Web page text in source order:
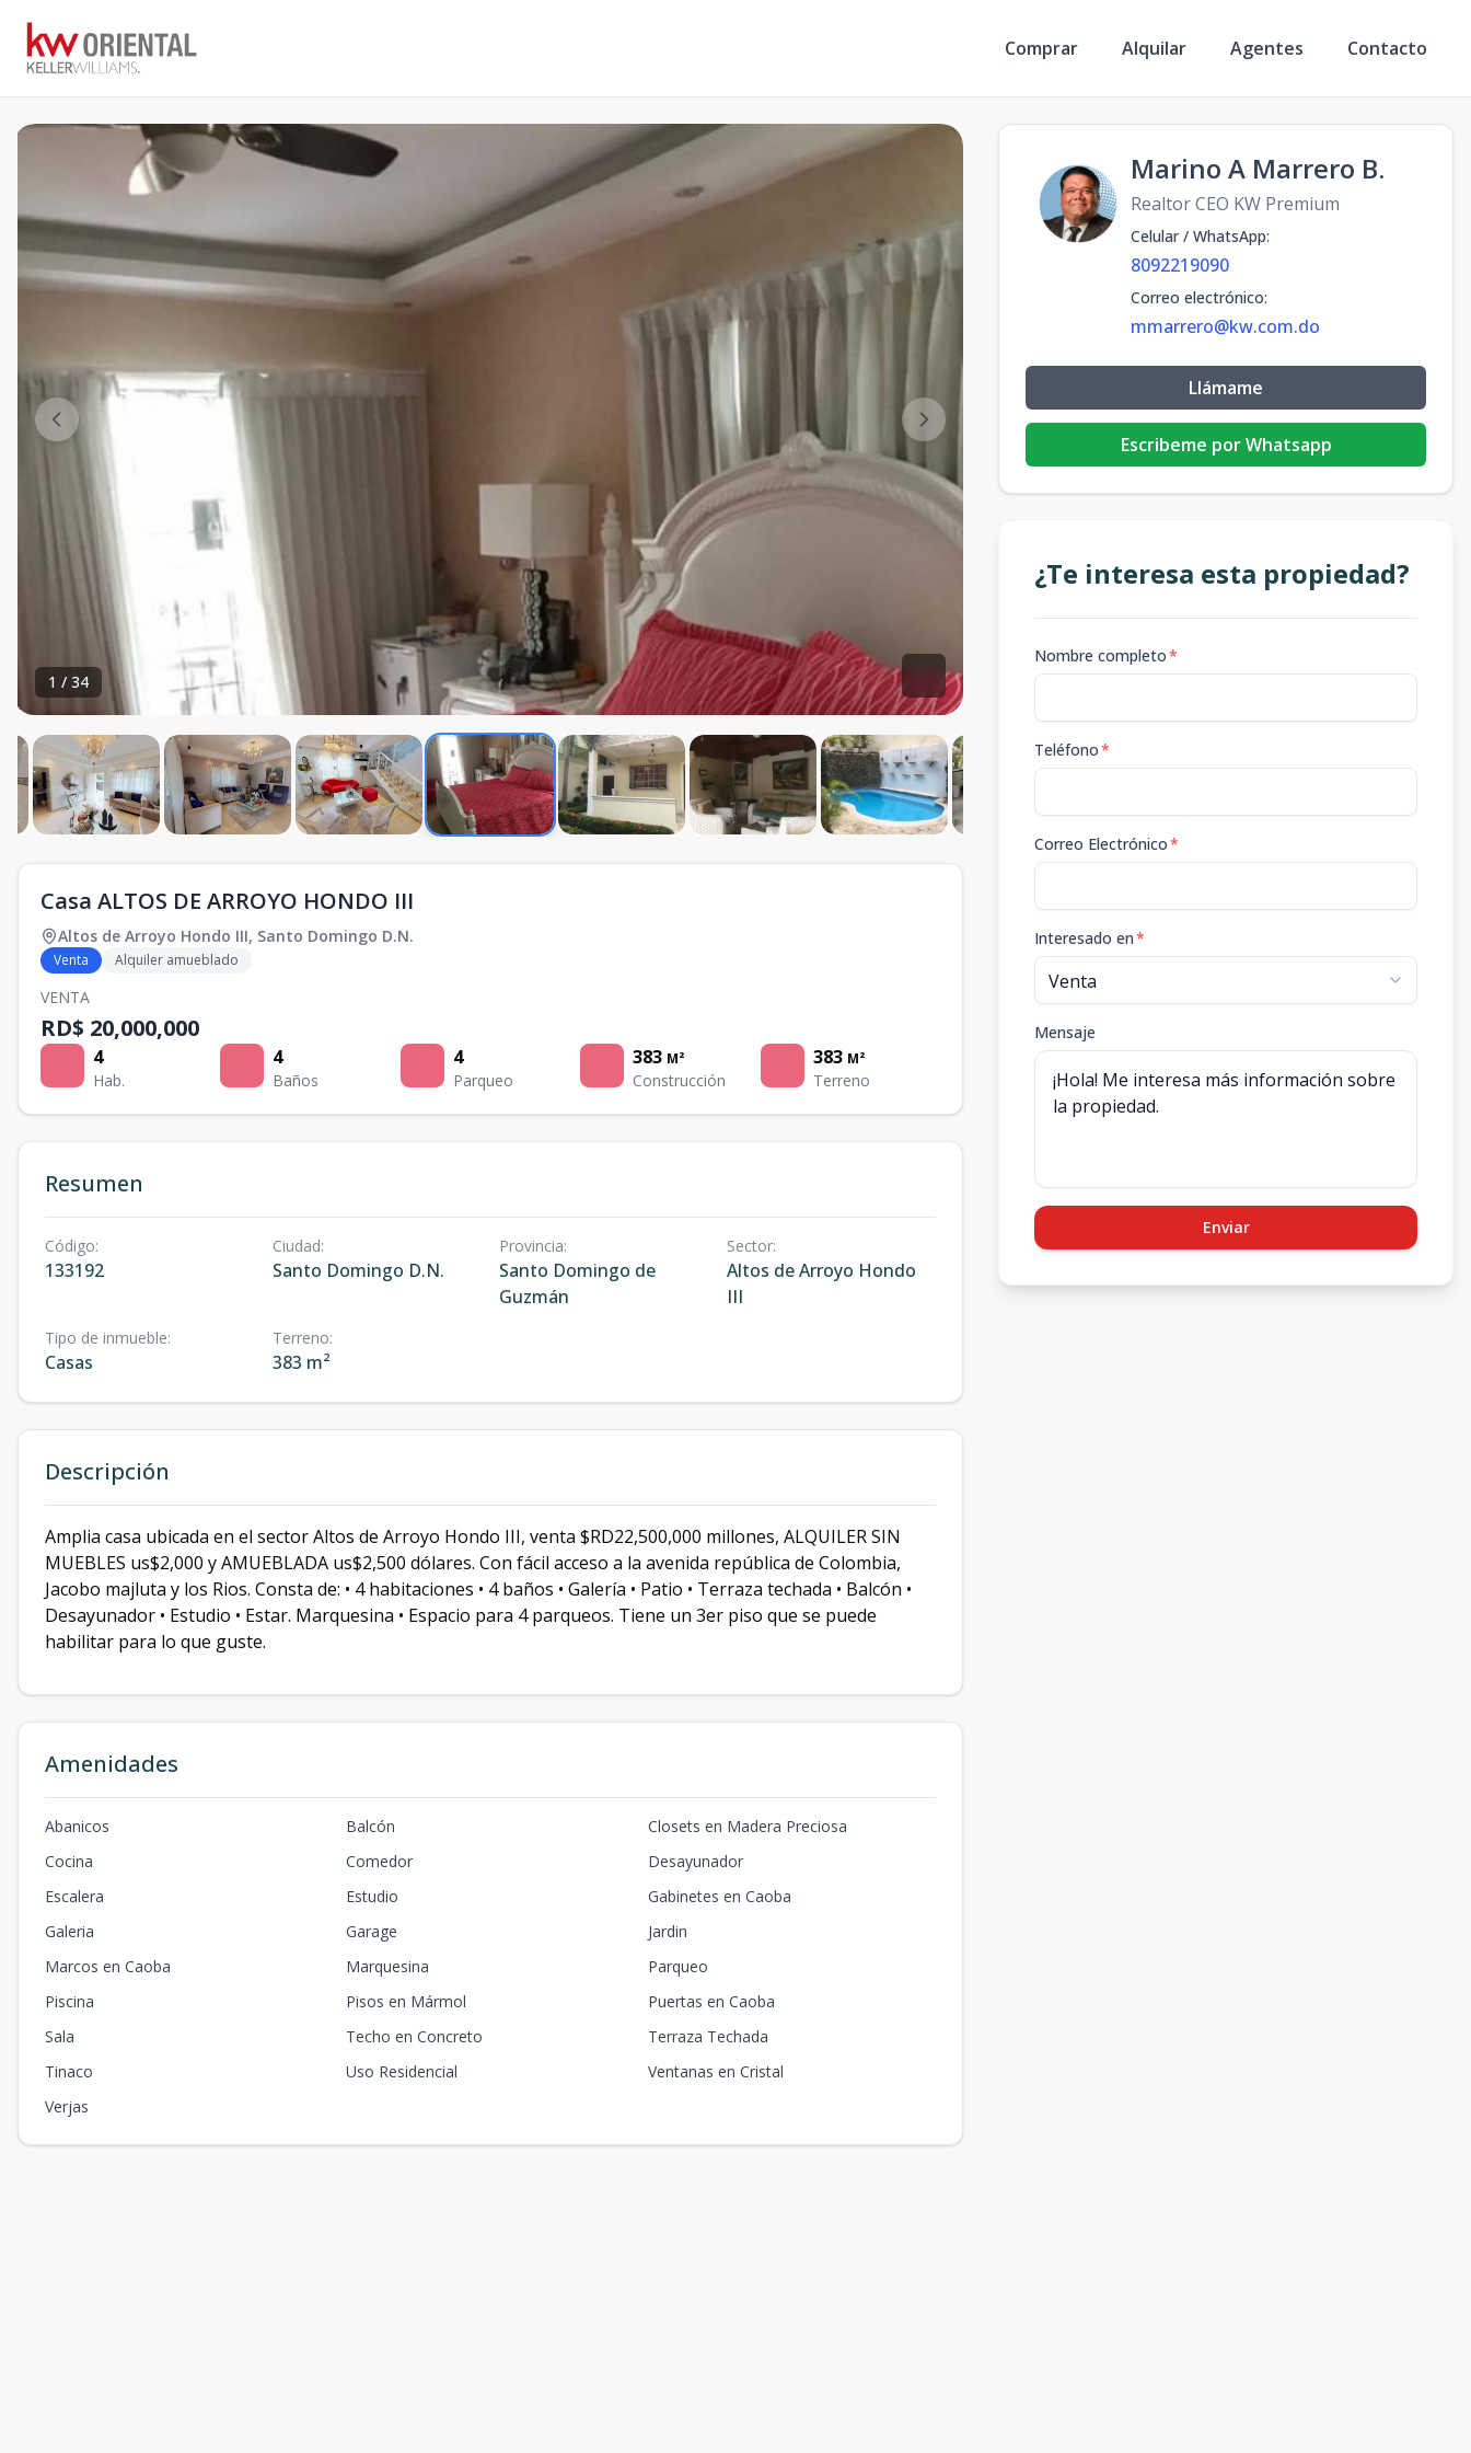
Comprar Alquilar Agentes Contacto
1 / 34
Casa ALTOS DE ARROYO HONDO III
Altos de Arroyo Hondo III, Santo Domingo D.N.
Venta Alquiler amueblado
VENTA
RD$ 20,000,000
4
Hab.
4
Baños
4
Parqueo
383 M²
Construcción
383 M²
Terreno
Resumen
Código:
133192
Ciudad:
Santo Domingo D.N.
Provincia:
Santo Domingo de
Guzmán
Sector:
Altos de Arroyo Hondo
III
Tipo de inmueble:
Casas
Terreno:
383 m²
Descripción
Amplia casa ubicada en el sector Altos de Arroyo Hondo III, venta $RD22,500,000 millones, ALQUILER SIN
MUEBLES us$2,000 y AMUEBLADA us$2,500 dólares. Con fácil acceso a la avenida república de Colombia,
Jacobo majluta y los Rios. Consta de: • 4 habitaciones • 4 baños • Galería • Patio • Terraza techada • Balcón •
Desayunador • Estudio • Estar. Marquesina • Espacio para 4 parqueos. Tiene un 3er piso que se puede
habilitar para lo que guste.
Amenidades
Abanicos Balcón
Closets en Madera Preciosa
Cocina
Comedor
Desayunador
Escalera
Estudio
Gabinetes en Caoba
Galeri­a
Garage
Jardin
Marcos en Caoba
Marquesina
Parqueo
Piscina
Pisos en Mármol
Puertas en Caoba
Sala
Techo en Concreto
Terraza Techada
Tinaco
Uso Residencial
Ventanas en Cristal
Verjas
Marino A Marrero B.
Realtor CEO KW Premium
Celular / WhatsApp:
8092219090
Correo electrónico:
mmarrero@kw.com.do
Llámame
Escribeme por Whatsapp
¿Te interesa esta propiedad?
Nombre completo*
Teléfono*
Correo Electrónico*
Interesado en*
Mensaje
Enviar